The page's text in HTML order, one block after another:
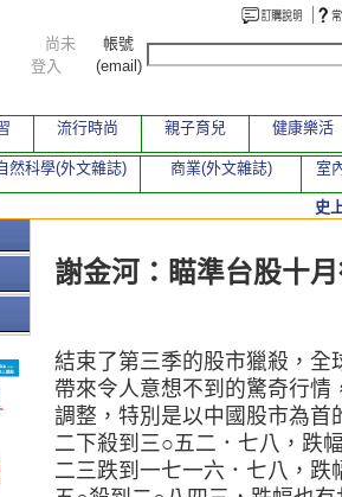
本期文章
謝金河：瞄準台股十
結束了第三季的股市獵殺，全
帶來令人意想不到的驚奇行
調整，特別是以中國股市為首
二下殺到三○五二．七八，跌
二三跌到一七一六．七八，
尚未
登入
帳號
(email)
流行時尚 親子育兒 健康樂活
然科學(外文雜誌) 商業(外文雜誌) 室
史